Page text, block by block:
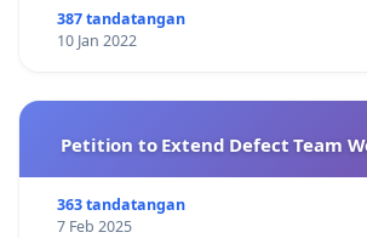
387 tandatangan
10 Jan 2022
Petition to Extend Defect Team
363 tandatangan
7 Feb 2025